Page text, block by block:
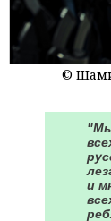
©
и